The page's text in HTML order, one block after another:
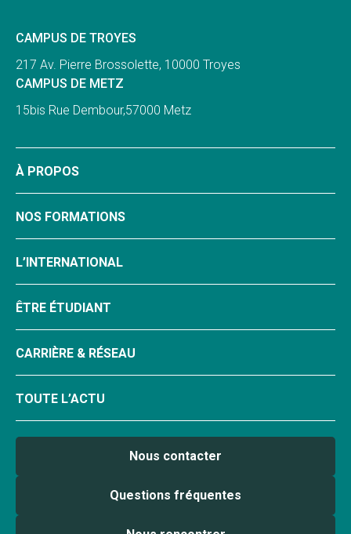
CAMPUS DE TROYES
217 Av. Pierre Brossolette, 10000 Troyes
CAMPUS DE METZ
15bis Rue Dembour,57000 Metz
À PROPOS
NOS FORMATIONS
L’INTERNATIONAL
ÊTRE ÉTUDIANT
CARRIÈRE & RÉSEAU
TOUTE L’ACTU
Nous contacter
Questions fréquentes